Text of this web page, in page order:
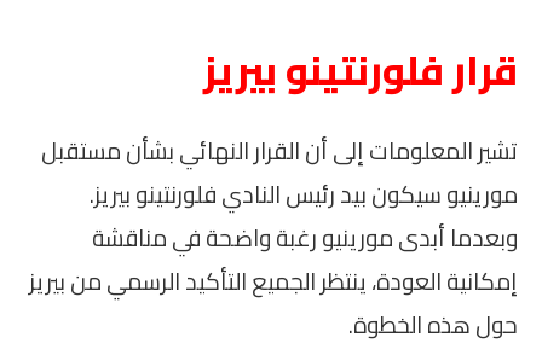
قرار فلورنتينو بيريز
تشير المعلومات إلى أن القرار النهائي بشأن مستقبل
مورينيو سيكون بيد رئيس النادي فلورنتينو بيريز.
وبعدما أبدى مورينيو رغبة واضحة في مناقشة
إمكانية العودة، ينتظر الجميع التأكيد الرسمي من بيريز
حول هذه الخطوة.